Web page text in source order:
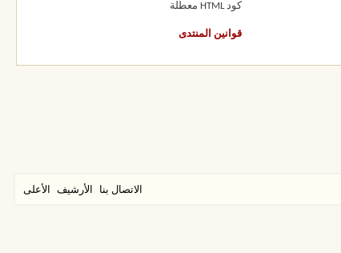
كود HTML معطلة
قوانين المنتدى
الاتصال بنا الأرشيف الأعلى